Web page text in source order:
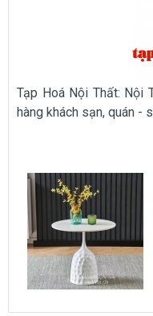
Tạp Hoá Nội Thất: Nội
hàng khách sạn, quán -